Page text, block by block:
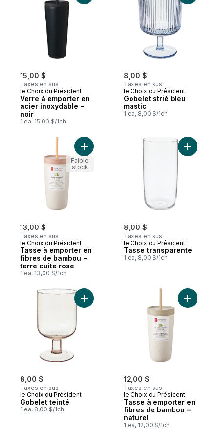
15,00 $
Taxes en sus
le Choix du Président
Verre à emporter en
acier inoxydable −
noir
1 ea, 15,00 $/1ch
8,00 $
Taxes en sus
le Choix du Président
Gobelet strié bleu
mastic
1 ea, 8,00 $/1ch
13,00 $
Taxes en sus
le Choix du Président
Tasse à emporter en
fibres de bambou −
terre cuite rose
1 ea, 13,00 $/1ch
Ajouter Tasse à emporter en fibres de
Faible
stock
8,00 $
Taxes en sus
le Choix du Président
Tasse transparente
1 ea, 8,00 $/1ch
Ajouter
8,00 $
Taxes en sus
le Choix du Président
Gobelet teinté
1 ea, 8,00 $/1ch
Ajouter Gobelet teinté au panier
12,00 $
Taxes en sus
le Choix du Président
Tasse à emporter en
fibres de bambou −
naturel
1 ea, 12,00 $/1ch
Ajouter